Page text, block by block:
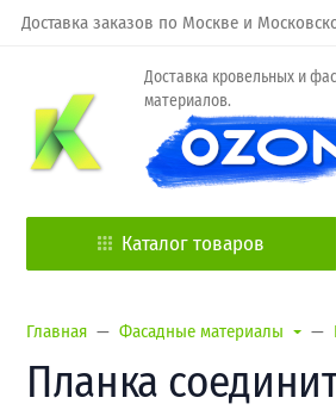
Доставка заказов по Москве и
Доставка кровельных и
материалов.
Каталог товаров
Главная Фасадные материалы
Планка